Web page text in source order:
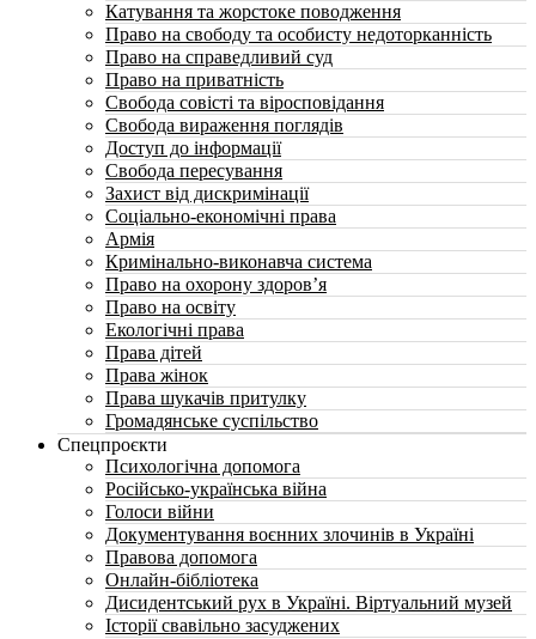
Катування та жорстоке поводження
Право на свободу та особисту недоторканність
Право на справедливий суд
Право на приватність
Свобода совісті та віросповідання
Свобода вираження поглядів
Доступ до інформації
Свобода пересування
Захист від дискримінації
Соціально-економічні права
Армія
Кримінально-виконавча система
Право на охорону здоров’я
Право на освіту
Екологічні права
Права дітей
Права жінок
Права шукачів притулку
Громадянське суспільство
Спецпроєкти
Психологічна допомога
Російсько-українська війна
Голоси війни
Документування воєнних злочинів в Україні
Правова допомога
Онлайн-бібліотека
Дисидентський рух в Україні. Віртуальний музей
Історії свавільно засуджених